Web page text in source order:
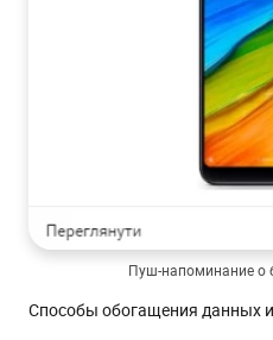
Пуш-напоминание о
Способы обогащения данных